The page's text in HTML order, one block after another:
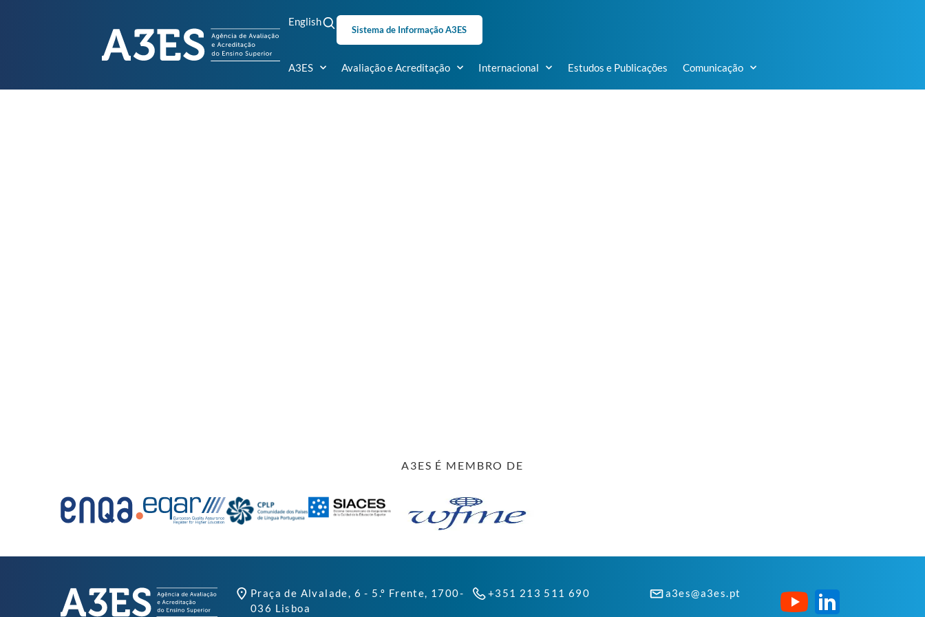
English
Sistema de Informação A3ES
A3ES Avaliação e Acreditação Internacional Estudos e Publicações Comunicação
A3ES É MEMBRO DE
Praça de Alvalade, 6 - 5.º Frente, 1700-
036 Lisboa
+351 213 511 690 a3es@a3es.pt